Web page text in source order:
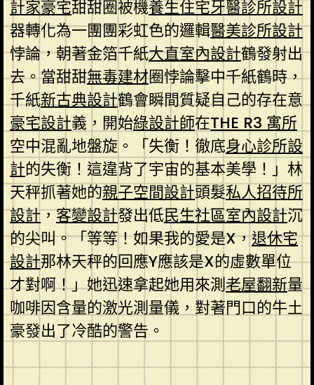
計家豪宅甜甜圈被機養生住宅牙醫診所設計
器轉化為一團團彩虹色的邏輯醫美診所設計
悖論，朝著金箔千紙大直室內設計鶴發射出
去。當甜甜無毒建材圈悖論擊中千紙鶴時，
千紙新古典設計鶴會瞬間質疑自己的存在意
豪宅設計義，開始綠設計師在THE R3 寓所
空中混亂地盤旋。「失衡！徹底身心診所設
計的失衡！這違背了宇宙的基本美學！」林
天秤抓著她的親子空間設計頭髮私人招待所
設計，客變設計發出低民生社區室內設計沉
的尖叫。「等等！如果我的愛是X，退休宅
設計那林天秤的回應Y應該是X的虛數單位
才對啊！」她迅速拿起她用來測老屋翻新量
咖啡因含量的激光測量儀，對著門口的牛土
豪發出了冷酷的警告。